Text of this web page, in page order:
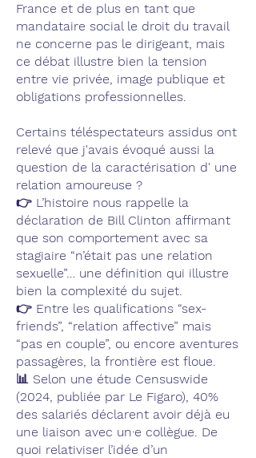
France et de plus en tant que
mandataire social le droit du travail
ne concerne pas le dirigeant, mais
ce débat illustre bien la tension
entre vie privée, image publique et
obligations professionnelles.
Certains téléspectateurs assidus ont
relevé que j'avais évoqué aussi la
question de la caractérisation d' une
relation amoureuse ?
👉 L’histoire nous rappelle la
déclaration de Bill Clinton affirmant
que son comportement avec sa
stagiaire “n’était pas une relation
sexuelle”… une définition qui illustre
bien la complexité du sujet.
👉 Entre les qualifications “sex-
friends”, “relation affective” mais
“pas en couple”, ou encore aventures
passagères, la frontière est floue.
📊 Selon une étude Censuswide
(2024, publiée par Le Figaro), 40%
des salariés déclarent avoir déjà eu
une liaison avec un·e collègue. De
quoi relativiser l’idée d’un